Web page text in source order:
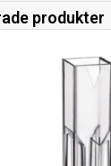
produkter